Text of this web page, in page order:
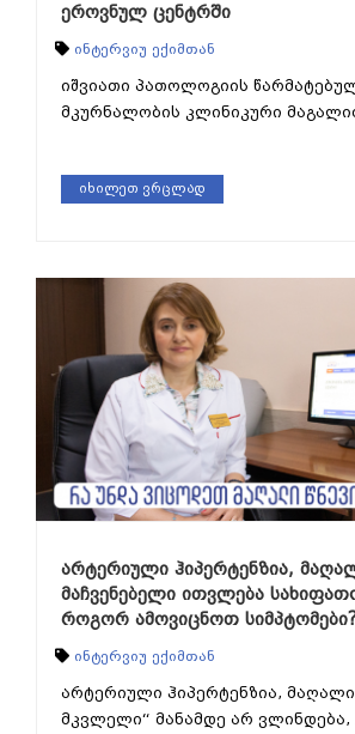
ეროვნულ ცენტრში
ინტერვიუ ექიმთან
იშვიათი პათოლოგიის
მკურნალობის კლინიკური
იხილეთ ვრცლად
არტერიული ჰიპერტენზია,
მაჩვენებელი ითვლება
როგორ ამოვიცნოთ
ინტერვიუ ექიმთან
არტერიული ჰიპერტენზია, მაღალი
მკვლელი“ მანამდე არ ვლინდება,